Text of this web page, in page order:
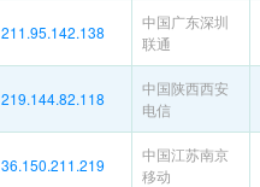
211.95.142.138
中国广东深圳
联通
219.144.82.118
中国陕西西安
电信
36.150.211.219
中国江苏南京
移动